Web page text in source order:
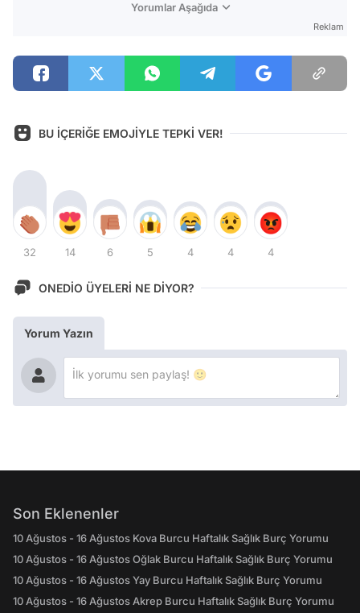
Yorumlar Aşağıda
Reklam
BU İÇERİĞE EMOJİYLE TEPKİ VER!
32 14 6 5 4 4 4
ONEDİO ÜYELERİ NE DİYOR?
Yorum Yazın
Son Eklenenler
10 Ağustos - 16 Ağustos Kova Burcu Haftalık Sağlık Burç Yorumu
10 Ağustos - 16 Ağustos Oğlak Burcu Haftalık Sağlık Burç Yorumu
10 Ağustos - 16 Ağustos Yay Burcu Haftalık Sağlık Burç Yorumu
10 Ağustos - 16 Ağustos Akrep Burcu Haftalık Sağlık Burç Yorumu